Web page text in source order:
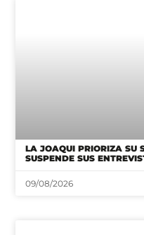
LA JOAQUI PRIORIZA SU
SUSPENDE SUS
09/08/2026